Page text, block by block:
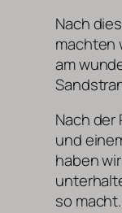
Nach
machten
am
Nach
und
haben
so